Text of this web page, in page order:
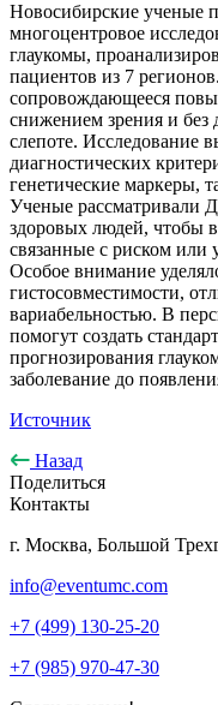
Новосибирские ученые
многоцентровое
глаукомы,
пациентов из 7
сопровождающееся
снижением зрения и без
слепоте. Исследование
диагностических
генетические маркеры,
Ученые рассматривали
здоровых людей, чтобы
связанные с риском или
Особое внимание
гистосовместимости,
вариабельностью. В
помогут создать
прогнозирования
заболевание до
Источник
Назад
Поделиться
Контакты
г. Москва, Большой
info@eventumc.com
+7 (499) 130-25-20
+7 (985) 970-47-30